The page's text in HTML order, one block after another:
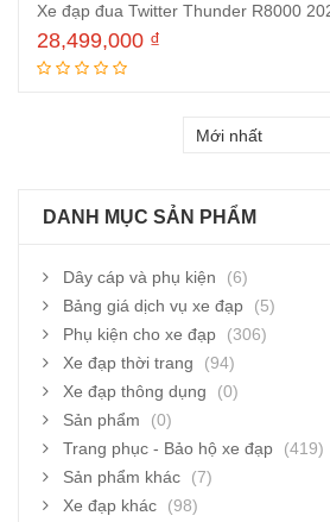
Xe đạp đua Twitter Thunder R8000
28,499,000 ₫
DANH MỤC SẢN PHẨM
Dây cáp và phụ kiện
(6)
Bảng giá dịch vụ xe đạp
(5)
Phụ kiện cho xe đạp
(306)
Xe đạp thời trang
(94)
Xe đạp thông dụng
(0)
Sản phẩm
(0)
Trang phục - Bảo hộ xe đạp
(419)
Sản phẩm khác
(7)
Xe đạp khác
(98)